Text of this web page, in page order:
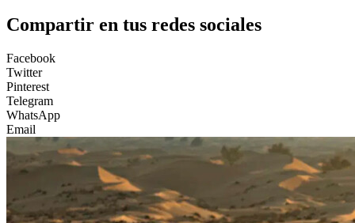
Compartir en tus redes sociales
Facebook
Twitter
Pinterest
Telegram
WhatsApp
Email